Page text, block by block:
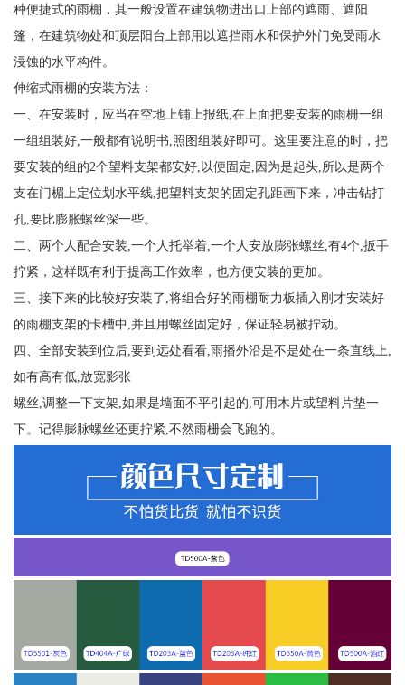
种便捷式的雨棚，其一般设置在建筑物进出口上部的遮雨、遮阳
篷，在建筑物处和顶层阳台上部用以遮挡雨水和保护外门免受雨水
浸蚀的水平构件。
伸缩式雨棚的安装方法：
一、在安装时，应当在空地上铺上报纸,在上面把要安装的雨栅一组
一组组装好,一般都有说明书,照图组装好即可。这里要注意的时，把
要安装的组的2个望料支架都安好,以便固定,因为是起头,所以是两个
支在门楣上定位划水平线,把望料支架的固定孔距画下来，冲击钻打
孔,要比膨胀螺丝深一些。
二、两个人配合安装,一个人托举着,一个人安放膨张螺丝,有4个,扳手
拧紧，这样既有利于提高工作效率，也方便安装的更加。
三、接下来的比较好安装了,将组合好的雨棚耐力板插入刚才安装好
的雨棚支架的卡槽中,并且用螺丝固定好，保证轻易被拧动。
四、全部安装到位后,要到远处看看,雨播外沿是不是处在一条直线上,
如有高有低,放宽影张
螺丝,调整一下支架,如果是墙面不平引起的,可用木片或望料片垫一
下。记得膨脉螺丝还更拧紧,不然雨栅会飞跑的。